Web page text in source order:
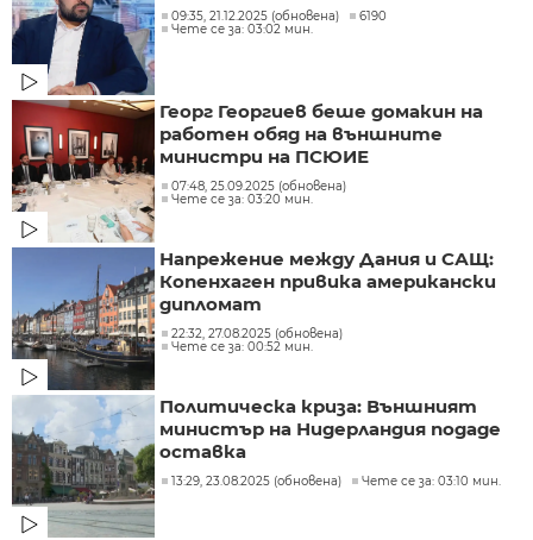
09:35, 21.12.2025 (обновена)
6190
Чете се за: 03:02 мин.
Георг Георгиев беше домакин на
работен обяд на външните
министри на ПСЮИЕ
07:48, 25.09.2025 (обновена)
Чете се за: 03:20 мин.
Напрежение между Дания и САЩ:
Копенхаген привика американски
дипломат
22:32, 27.08.2025 (обновена)
Чете се за: 00:52 мин.
Политическа криза: Външният
министър на Нидерландия подаде
оставка
13:29, 23.08.2025 (обновена) Чете се за: 03:10 мин.